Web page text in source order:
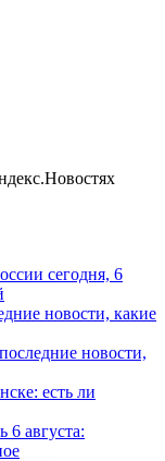
сегодня, 6
новости, какие
новости,
есть ли
6 августа: